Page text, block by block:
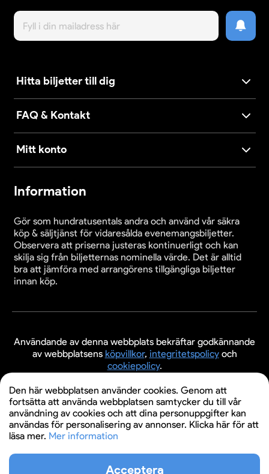
Hitta biljetter till dig
FAQ & Kontakt
Mitt konto
Information
Gör som hundratusentals andra och använd vår säkra
köp & säljtjänst för vidaresålda evenemangsbiljetter.
Observera att priserna justeras kontinuerligt och kan
skilja sig från biljetternas nominella värde. Det är alltid
bra att jämföra med arrangörens tillgängliga biljetter
innan köp.
Användande av denna webbplats bekräftar godkännande
av webbplatsens köpvillkor, integritetspolicyoch
cookiepolicy.
© 2026 Evenemangsbiljetter.se
Den här webbplatsen använder cookies. Genom att
fortsätta att använda webbplatsen samtycker du till vår
användning av cookies och att dina personuppgifter kan
användas för personalisering av annonser. Klicka här för att
läsa mer. Mer information
Acceptera